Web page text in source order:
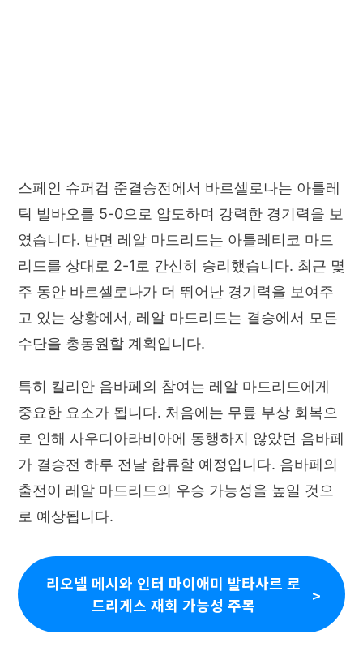
스페인 슈퍼컵 준결승전에서 바르셀로나는 아틀레
틱 빌바오를 5-0으로 압도하며 강력한 경기력을 보
였습니다. 반면 레알 마드리드는 아틀레티코 마드
리드를 상대로 2-1로 간신히 승리했습니다. 최근 몇
주 동안 바르셀로나가 더 뛰어난 경기력을 보여주
고 있는 상황에서, 레알 마드리드는 결승에서 모든
수단을 총동원할 계획입니다.
특히 킬리안 음바페의 참여는 레알 마드리드에게
중요한 요소가 됩니다. 처음에는 무릎 부상 회복으
로 인해 사우디아라비아에 동행하지 않았던 음바페
가 결승전 하루 전날 합류할 예정입니다. 음바페의
출전이 레알 마드리드의 우승 가능성을 높일 것으
로 예상됩니다.
리오넬 메시와 인터 마이애미 발타사르 로
드리게스 재회 가능성 주목